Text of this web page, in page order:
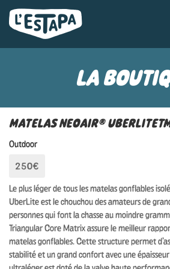
LA
MATELAS NEOAIR®
Outdoor
250€
Le plus léger de tous les matelas gonflables
UberLite est le chouchou des amateurs de
personnes qui font la chasse au moindre
Triangular Core Matrix assure le meilleur
matelas gonflables. Cette structure permet
stabilité et un grand confort avec une